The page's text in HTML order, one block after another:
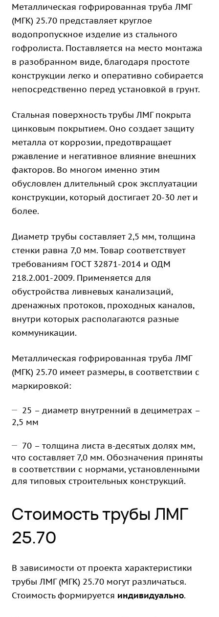
Металлическая гофрированная труба ЛМГ
(МГК) 25.70 представляет круглое
водопропускное изделие из стального
гофролиста. Поставляется на место монтажа
в разобранном виде, благодаря простоте
конструкции легко и оперативно собирается
непосредственно перед установкой в грунт.
Стальная поверхность трубы ЛМГ покрыта
цинковым покрытием. Оно создает защиту
металла от коррозии, предотвращает
ржавление и негативное влияние внешних
факторов. Во многом именно этим
обусловлен длительный срок эксплуатации
конструкции, который достигает 20-30 лет и
более.
Диаметр трубы составляет 2,5 мм, толщина
стенки равна 7,0 мм. Товар соответствует
требованиям ГОСТ 32871-2014 и ОДМ
218.2.001-2009. Применяется для
обустройства ливневых канализаций,
дренажных протоков, проходных каналов,
внутри которых располагаются разные
коммуникации.
Металлическая гофрированная труба ЛМГ
(МГК) 25.70 имеет размеры, в соответствии с
маркировкой:
25 – диаметр внутренний в дециметрах –
2,5 мм
70 – толщина листа в-десятых долях мм,
что составляет 7,0 мм. Обозначения приняты
в соответствии с нормами, установленными
для типовых строительных конструкций.
Стоимость трубы ЛМГ
25.70
В зависимости от проекта характеристики
трубы ЛМГ (МГК) 25.70 могут различаться.
Стоимость формируется индивидуально.